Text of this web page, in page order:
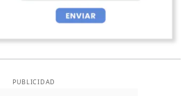
PUBLICIDAD